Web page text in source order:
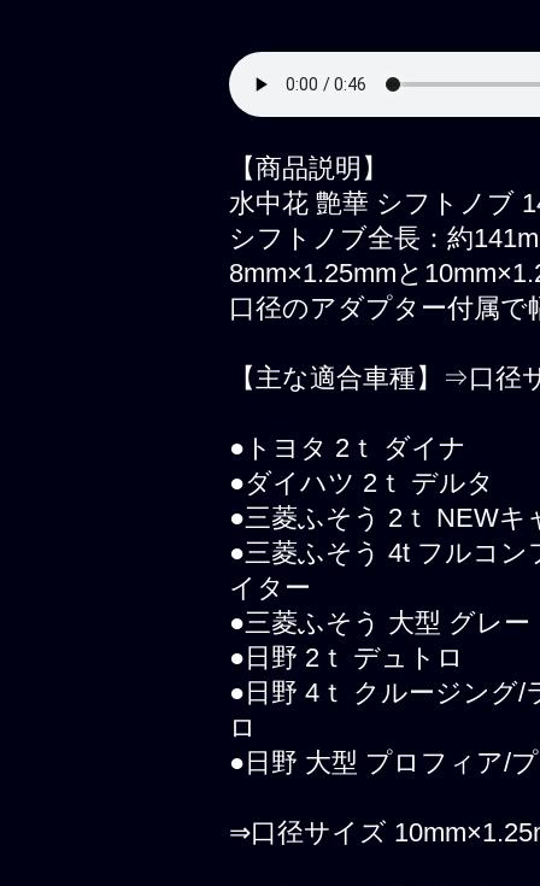
【商品説明】
水中花 艶華 シフトノブ
シフトノブ全長：約
8mm×1.25mmと
口径のアダプター付属で
【主な適合車種】⇒口径
●トヨタ 2ｔ ダイナ
●ダイハツ 2ｔ デルタ
●三菱ふそう 2ｔ NEW
●三菱ふそう 4t フルコ
イター
●三菱ふそう 大型 グレ
●日野 2ｔ デュトロ
●日野 4ｔ クルージング
ロ
●日野 大型 プロフィア/
⇒口径サイズ